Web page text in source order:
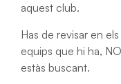
aquest club.
Has de revisar en
equips que hi ha,
estàs buscant.